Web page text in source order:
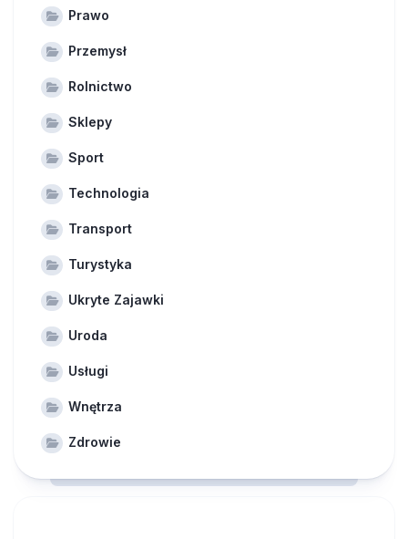
Prawo
Przemysł
Rolnictwo
Sklepy
Sport
Technologia
Transport
Turystyka
Ukryte Zajawki
Uroda
Usługi
Wnętrza
Zdrowie